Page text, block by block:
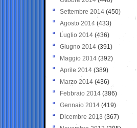
Settembre 2014 (450)
Agosto 2014 (433)
Luglio 2014 (436)
Giugno 2014 (391)
Maggio 2014 (392)
Aprile 2014 (389)
Marzo 2014 (436)
Febbraio 2014 (386)
Gennaio 2014 (419)
Dicembre 2013 (367)